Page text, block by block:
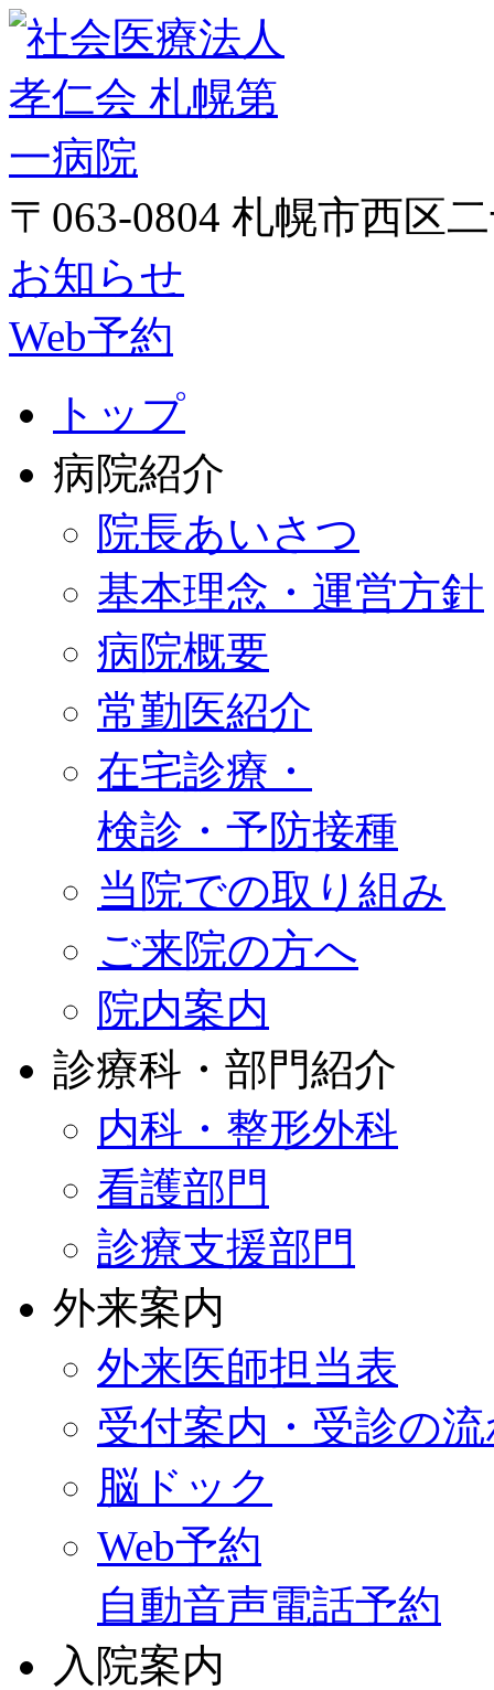
〒063-0804 札幌市西区
お知らせ
Web予約
トップ
病院紹介
院長あいさつ
基本理念・運営方針
病院概要
常勤医紹介
在宅診療・
検診・予防接種
当院での取り組み
ご来院の方へ
院内案内
診療科・部門紹介
内科・整形外科
看護部門
診療支援部門
外来案内
外来医師担当表
受付案内・受診の
脳ドック
Web予約
自動音声電話予約
入院案内